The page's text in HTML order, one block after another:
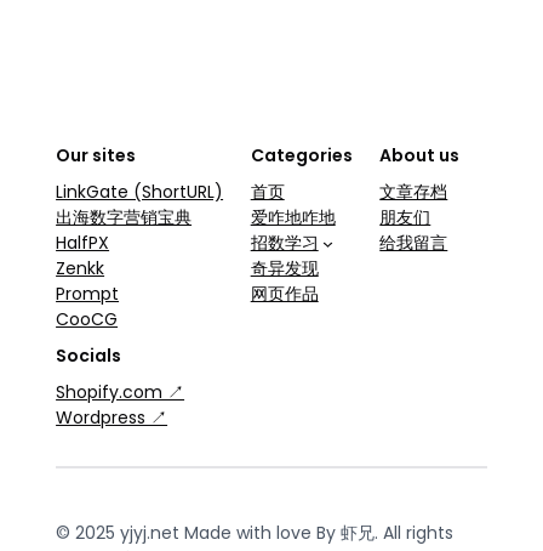
Our sites
LinkGate (ShortURL)
出海数字营销宝典
HalfPX
Zenkk
Prompt
CooCG
Categories
首页
爱咋地咋地
招数学习
奇异发现
网页作品
About us
文章存档
朋友们
给我留言
Socials
Shopify.com ↗
Wordpress ↗
© 2025 yjyj.net Made with love By 虾兄. All rights